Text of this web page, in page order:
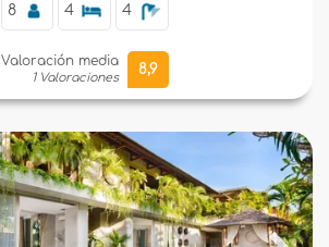
8 4 4
Valoración media
1 Valoraciones
8,9